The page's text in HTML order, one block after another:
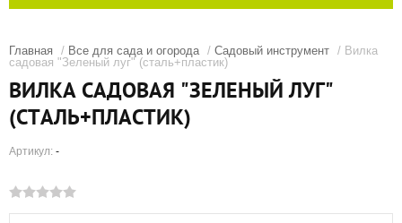
Главная / Все для сада и огорода / Садовый инструмент / Вилка
садовая "Зеленый луг" (сталь+пластик)
ВИЛКА САДОВАЯ "ЗЕЛЕНЫЙ ЛУГ"
(СТАЛЬ+ПЛАСТИК)
Артикул: -